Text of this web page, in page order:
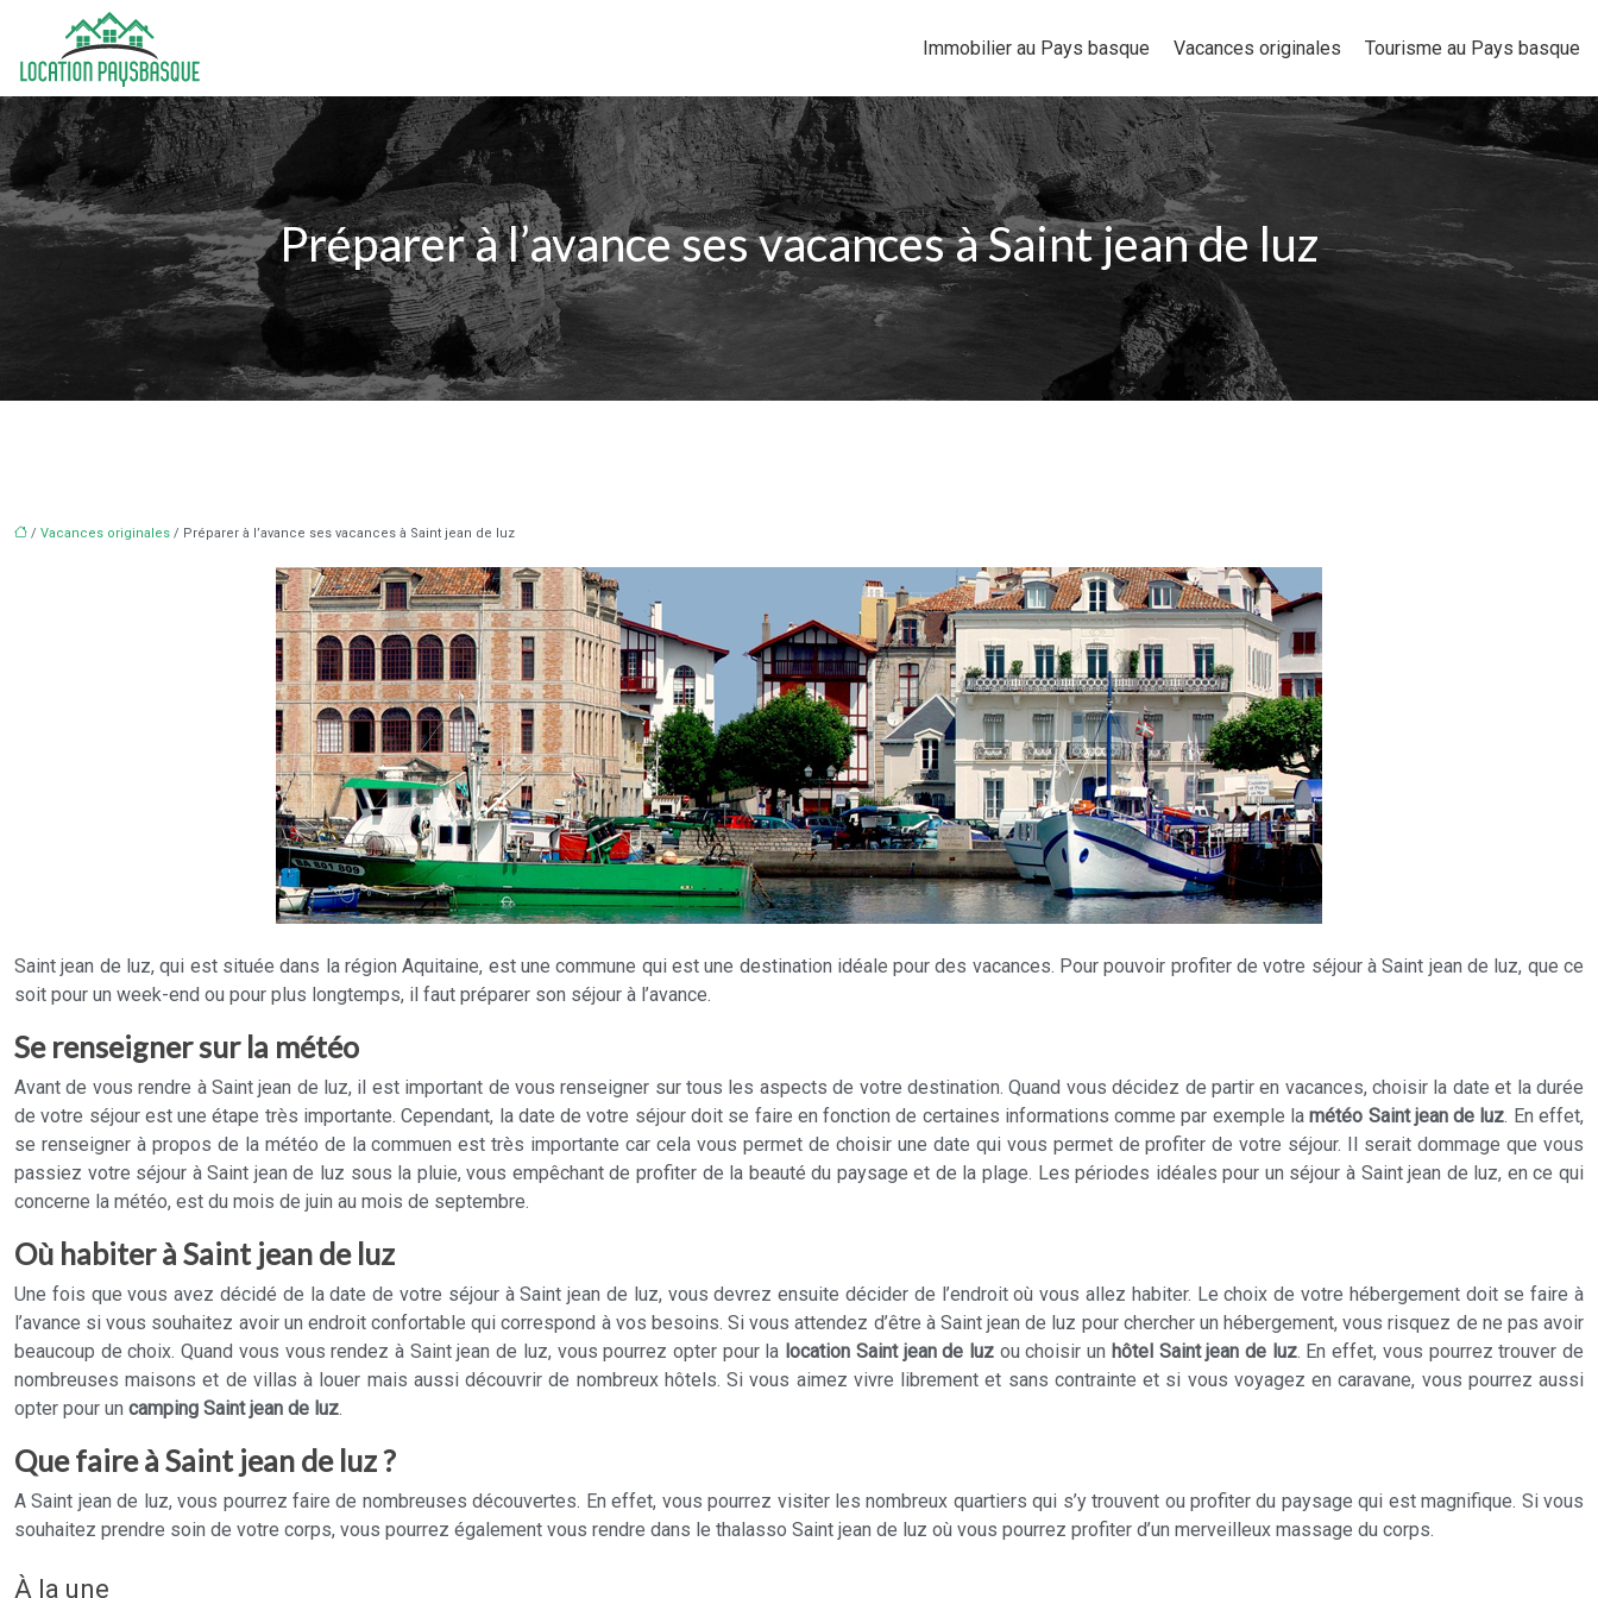
Immobilier au Pays basque Vacances originales Tourisme au Pays basque
Préparer à l’avance ses vacances à Saint jean de luz
/ Vacances originales / Préparer à l’avance ses vacances à Saint jean de luz
Saint jean de luz, qui est située dans la région Aquitaine, est une commune qui est une destination idéale pour des vacances. Pour pouvoir profiter de votre séjour à Saint jean de luz, que ce
soit pour un week-end ou pour plus longtemps, il faut préparer son séjour à l’avance.
Se renseigner sur la météo
Avant de vous rendre à Saint jean de luz, il est important de vous renseigner sur tous les aspects de votre destination. Quand vous décidez de partir en vacances, choisir la date et la durée
de votre séjour est une étape très importante. Cependant, la date de votre séjour doit se faire en fonction de certaines informations comme par exemple lamétéo Saint jean de luz. En effet,
se renseigner à propos de la météo de la commuen est très importante car cela vous permet de choisir une date qui vous permet de profiter de votre séjour. Il serait dommage que vous
passiez votre séjour à Saint jean de luz sous la pluie, vous empêchant de profiter de la beauté du paysage et de la plage. Les périodes idéales pour un séjour à Saint jean de luz, en ce qui
concerne la météo, est du mois de juin au mois de septembre.
Où habiter à Saint jean de luz
Une fois que vous avez décidé de la date de votre séjour à Saint jean de luz, vous devrez ensuite décider de l’endroit où vous allez habiter. Le choix de votre hébergement doit se faire à
l’avance si vous souhaitez avoir un endroit confortable qui correspond à vos besoins. Si vous attendez d’être à Saint jean de luz pour chercher un hébergement, vous risquez de ne pas avoir
beaucoup de choix. Quand vous vous rendez à Saint jean de luz, vous pourrez opter pour la location Saint jean de luz ou choisir un hôtel Saint jean de luz. En effet, vous pourrez trouver de
nombreuses maisons et de villas à louer mais aussi découvrir de nombreux hôtels. Si vous aimez vivre librement et sans contrainte et si vous voyagez en caravane, vous pourrez aussi
opter pour un camping Saint jean de luz.
Que faire à Saint jean de luz ?
A Saint jean de luz, vous pourrez faire de nombreuses découvertes. En effet, vous pourrez visiter les nombreux quartiers qui s’y trouvent ou profiter du paysage qui est magnifique. Si vous
souhaitez prendre soin de votre corps, vous pourrez également vous rendre dans le thalasso Saint jean de luz où vous pourrez profiter d’un merveilleux massage du corps.
À la une